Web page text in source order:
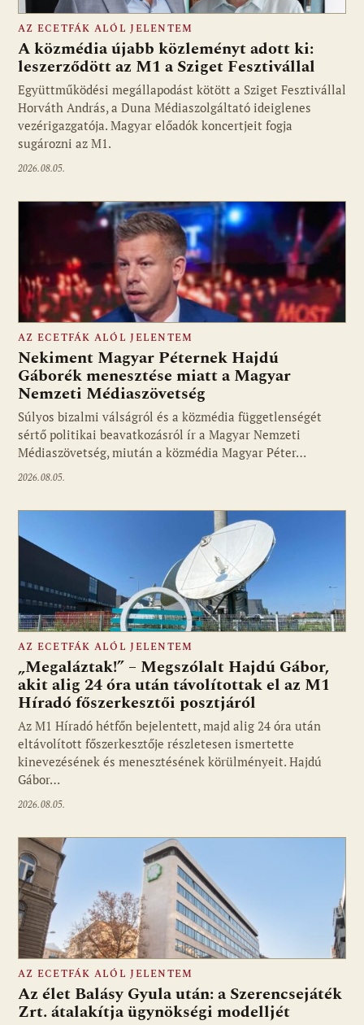
Fotó: media1.hu
AZ ECETFÁK ALÓL JELENTEM
A közmédia újabb közleményt adott ki:
leszerződött az M1 a Sziget Fesztivállal
Együttműködési megállapodást kötött a Sziget Fesztivállal
Horváth András, a Duna Médiaszolgáltató ideiglenes
vezérigazgatója. Magyar előadók koncertjeit fogja
sugározni az M1.
2026.08.05.
Fotó: media1.hu
AZ ECETFÁK ALÓL JELENTEM
Nekiment Magyar Péternek Hajdú
Gáborék menesztése miatt a Magyar
Nemzeti Médiaszövetség
Súlyos bizalmi válságról és a közmédia függetlenségét
sértő politikai beavatkozásról ír a Magyar Nemzeti
Médiaszövetség, miután a közmédia Magyar Péter…
2026.08.05.
Fotó: media1.hu
AZ ECETFÁK ALÓL JELENTEM
„Megaláztak!” – Megszólalt Hajdú Gábor,
akit alig 24 óra után távolítottak el az M1
Híradó főszerkesztői posztjáról
Az M1 Híradó hétfőn bejelentett, majd alig 24 óra után
eltávolított főszerkesztője részletesen ismertette
kinevezésének és menesztésének körülményeit. Hajdú
Gábor…
2026.08.05.
AZ ECETFÁK ALÓL JELENTEM
Az élet Balásy Gyula után: a Szerencsejáték
Zrt. átalakítja ügynökségi modelljét